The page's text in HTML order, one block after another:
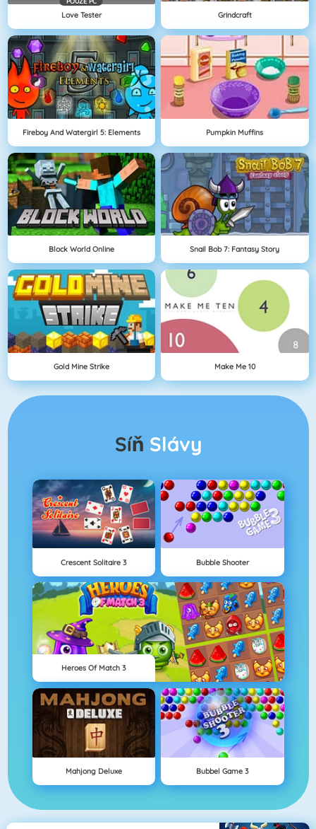
Love Tester Grindcraft
Fireboy And Watergirl 5: Elements Pumpkin Muffins
Block World Online Snail Bob 7: Fantasy Story
Gold Mine Strike Make Me 10
Síň Slávy
Crescent Solitaire 3 Bubble Shooter
Heroes Of Match 3
Mahjong Deluxe Bubbel Game 3